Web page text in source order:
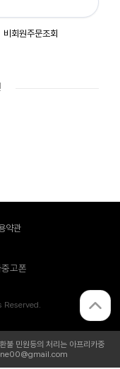
비회원주문조회
약관
고폰
Reserved.
불 민원등의 처리는 아프리카중